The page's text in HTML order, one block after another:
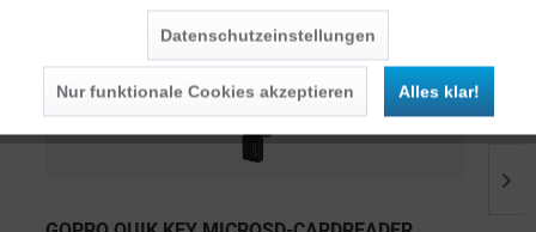
Datenschutzeinstellungen
Nur funktionale Cookies akzeptieren Alles klar!